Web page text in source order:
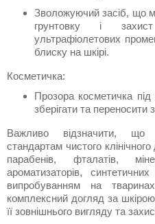
Зволожуючий засіб, що
грунтовку і
ультрафіолетових
блиску на шкірі.
Косметичка:
Прозора косметичка
зберігати та переносити
Важливо відзначити, що
стандартам чистого
парабенів, фталатів,
ароматизаторів,
випробуванням на
комплексний догляд за
її зовнішнього вигляду та